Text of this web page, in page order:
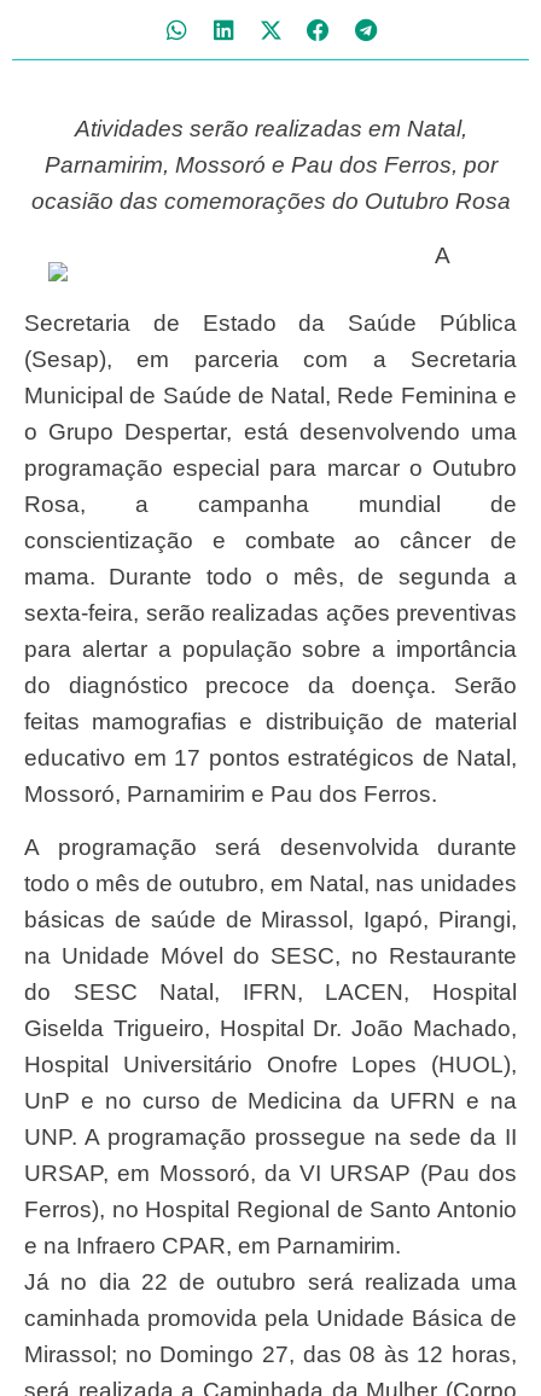
Atividades serão realizadas em Natal,
Parnamirim, Mossoró e Pau dos Ferros, por
ocasião das comemorações do Outubro Rosa
A
Secretaria de Estado da Saúde Pública
(Sesap), em parceria com a Secretaria
Municipal de Saúde de Natal, Rede Feminina e
o Grupo Despertar, está desenvolvendo uma
programação especial para marcar o Outubro
Rosa, a campanha mundial de
conscientização e combate ao câncer de
mama. Durante todo o mês, de segunda a
sexta-feira, serão realizadas ações preventivas
para alertar a população sobre a importância
do diagnóstico precoce da doença. Serão
feitas mamografias e distribuição de material
educativo em 17 pontos estratégicos de Natal,
Mossoró, Parnamirim e Pau dos Ferros.
A programação será desenvolvida durante
todo o mês de outubro, em Natal, nas unidades
básicas de saúde de Mirassol, Igapó, Pirangi,
na Unidade Móvel do SESC, no Restaurante
do SESC Natal, IFRN, LACEN, Hospital
Giselda Trigueiro, Hospital Dr. João Machado,
Hospital Universitário Onofre Lopes (HUOL),
UnP e no curso de Medicina da UFRN e na
UNP. A programação prossegue na sede da II
URSAP, em Mossoró, da VI URSAP (Pau dos
Ferros), no Hospital Regional de Santo Antonio
e na Infraero CPAR, em Parnamirim.
Já no dia 22 de outubro será realizada uma
caminhada promovida pela Unidade Básica de
Mirassol; no Domingo 27, das 08 às 12 horas,
será realizada a Caminhada da Mulher (Corpo